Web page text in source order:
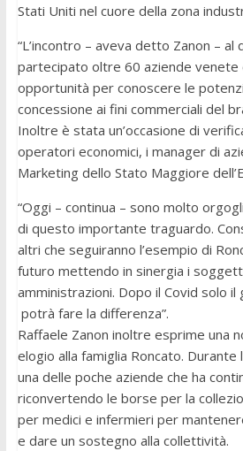
Stati Uniti nel cuore della zona
“L’incontro – aveva detto Zanon – al
partecipato oltre 60 aziende venete
opportunità per conoscere le
concessione ai fini commerciali del
Inoltre è stata un’occasione di
operatori economici, i manager di
Marketing dello Stato Maggiore
“Oggi – continua – sono molto
di questo importante traguardo.
altri che seguiranno l’esempio di
futuro mettendo in sinergia i
amministrazioni. Dopo il Covid solo il
potrà fare la differenza”.
Raffaele Zanon inoltre esprime una
elogio alla famiglia Roncato. Durante
una delle poche aziende che ha
riconvertendo le borse per la
per medici e infermieri per
e dare un sostegno alla collettività.